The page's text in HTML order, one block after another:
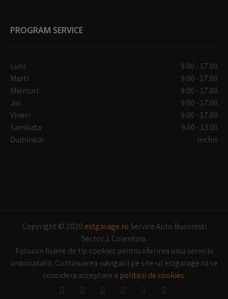
PROGRAM SERVICE
Luni:
9:00 - 17.00
Marti:
9:00 - 17.00
Miercuri:
9:00 - 17.00
Joi:
9:00 - 17.00
Vineri:
9:00 - 17.00
Sambata:
9:00 - 13.00
Duminica:
Inchis
Copyright © 2020 estgarage.roService Auto Bucuresti
Sector 2 Colentina.
Folosim fisiere de tip cookies pentru oferirea unui serviciu
imbunatatit. Continuarea navigarii pe site-ul estgarage.ro se
considera acceptare a politicii de cookies.